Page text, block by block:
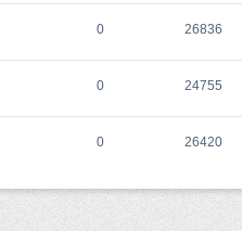
0 26836
0 24755
0 26420